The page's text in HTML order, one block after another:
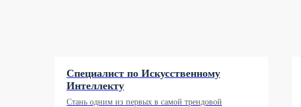
Специалист по Искусственному
Интеллекту
Стань одним из первых в самой трендовой